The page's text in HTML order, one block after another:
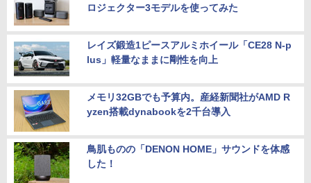
ロジェクター3モデルを使ってみた
レイズ鍛造1ピースアルミホイール「CE28 N-p
lus」軽量なままに剛性を向上
メモリ32GBでも予算内。産経新聞社がAMD R
yzen搭載dynabookを2千台導入
鳥肌ものの「DENON HOME」サウンドを体感
した！